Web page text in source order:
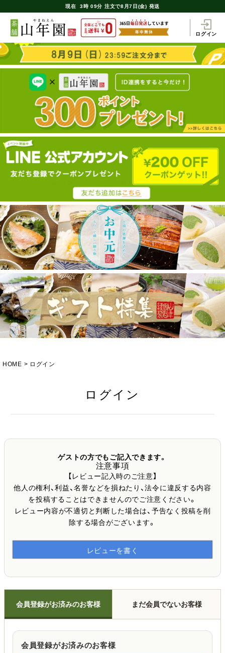
現在 3時 09分 注文で8月7日(金) 発送
ログイン
HOME ログイン
ログイン
ゲストの方でもご記入できます。
注意事項
【レビュー記入時のご注意】
他人の権利、利益、名誉などを損ねたり、法令に違反する内容
を投稿することはできませんのでご注意ください。
レビュー内容が不適切と判断した場合は、予告なく投稿を削
除する場合がございます。
レビューを書く
会員登録がお済みのお客様 まだ会員でないお客様
会員登録がお済みのお客様